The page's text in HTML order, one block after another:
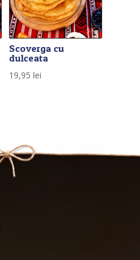
Scoverga cu
dulceata
19,95lei